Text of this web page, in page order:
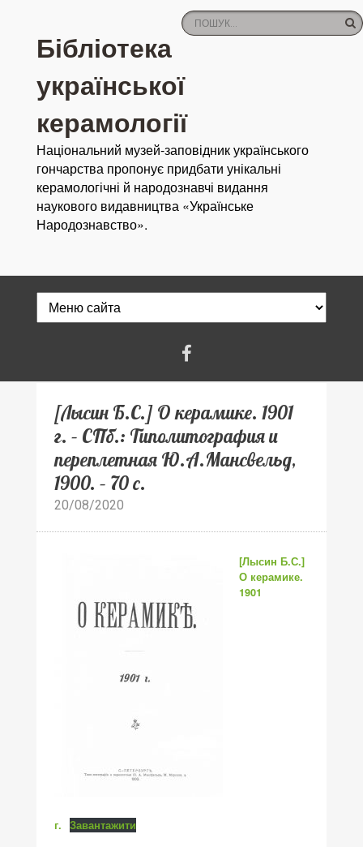
Бібліотека
української
керамології
Національний музей-заповідник українського
гончарства пропонує придбати унікальні
керамологічні й народознавчі видання
наукового видавництва «Українське
Народознавство».
[Лысин Б.С.] О керамике. 1901
г. – СПб.: Типолитография и
переплетная Ю.А.Мансвельд,
1900. – 70 с.
20/08/2020
[Лысин Б.С.]
О керамике.
1901
г. Завантажити